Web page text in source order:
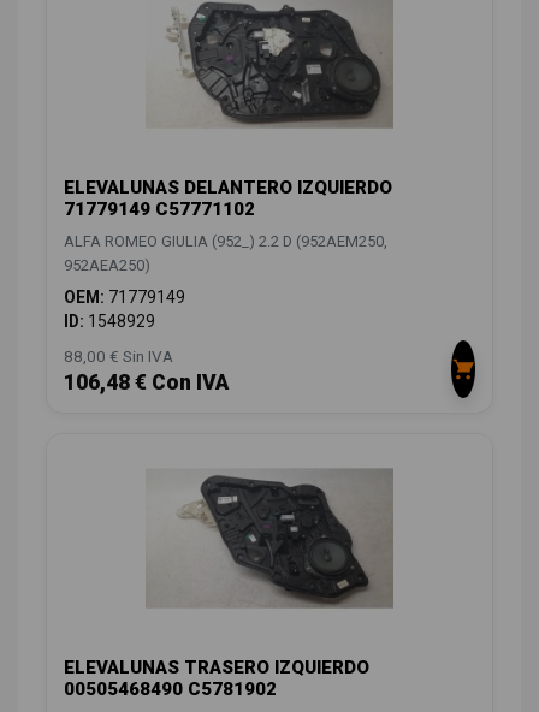
ELEVALUNAS DELANTERO IZQUIERDO
71779149 C57771102
ALFA ROMEO GIULIA (952_) 2.2 D (952AEM250,
952AEA250)
OEM: 71779149
ID: 1548929
88,00 € Sin IVA
106,48 € Con IVA
ELEVALUNAS TRASERO IZQUIERDO
00505468490 C5781902